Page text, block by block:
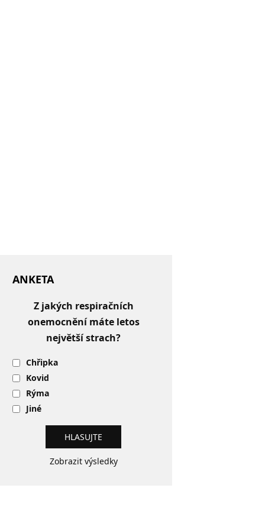
ANKETA
Z jakých respiračních
onemocnění máte letos
největší strach?
Chřipka
Kovid
Rýma
Jiné
Zobrazit výsledky